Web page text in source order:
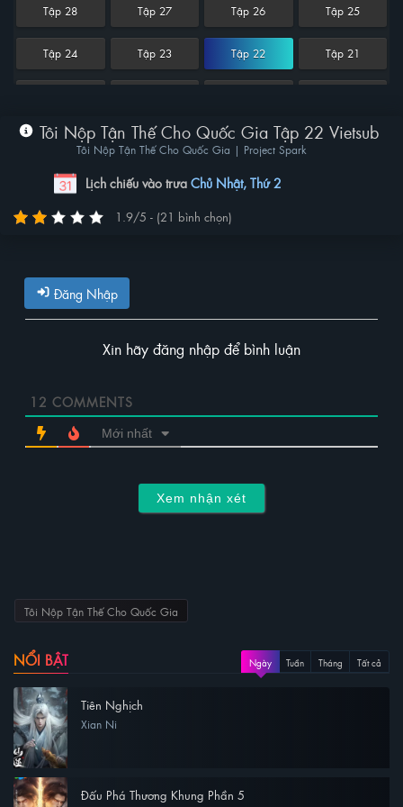
Tập 28 Tập 27 Tập 26 Tập 25
Tập 24 Tập 23 Tập 22 Tập 21
Tập 16 Tập 15 Tập 14 Tập 13
Tập 12 Tập 11 Tập 10
Tập 8 Tập 7
Tôi Nộp Tận Thế Cho Quốc Gia Tập 22 Vietsub
Tôi Nộp Tận Thế Cho Quốc Gia | Project Spark
Lịch chiếu vào trưa Chủ Nhật, Thứ 2
1.9/5 - (21 bình chọn)
Đăng Nhập
Xin hãy đăng nhập để bình luận
12 COMMENTS
Mới nhất
Xem nhận xét
Tôi Nộp Tận Thế Cho Quốc Gia
NỔI BẬT Ngày Tuần Tháng Tất cả
Tiên Nghịch
Xian Ni
Đấu Phá Thương Khung Phần 5